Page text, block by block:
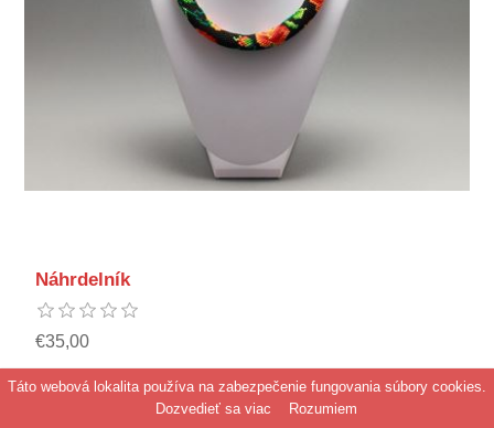
Náhrdelník
€35,00
Na sklade: 0 ks
Táto webová lokalita používa na zabezpečenie fungovania súbory cookies.
Dozvedieť sa viac
Rozumiem